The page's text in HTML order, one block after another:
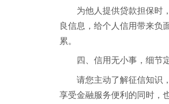
为他人提供贷款担保时
良信息，给个人信用带来负
累。
四、信用无小事，细节
请您主动了解征信知识
享受金融服务便利的同时，